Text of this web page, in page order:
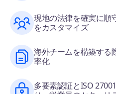
現地の法律を確実に順
をカスタマイズ
海外チームを構築する
率化
多要素認証とISO